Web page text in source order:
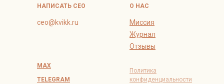
Политика
конфиденциальности
Миссия
Журнал
Отзывы
О НАС
ceo@kvikk.ru
НАПИСАТЬ СЕО
MAX
TELEGRAM